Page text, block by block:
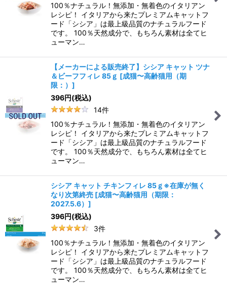
100％ナチュラル！無添加・無着色のイタリアン
レシピ！ イタリアから来たプレミアムキャットフ
ード「シシア」は最上級品質のナチュラルフード
です。 100％天然成分で、もちろん素材は全てヒ
ューマン…
【メーカーによる販売終了】シシア キャット ツナ
＆ビーフフィレ 85ｇ [成猫〜高齢猫用（期
限：） ]
396円(税込)
14件
100％ナチュラル！無添加・無着色のイタリアン
レシピ！ イタリアから来たプレミアムキャットフ
ード「シシア」は最上級品質のナチュラルフード
です。 100％天然成分で、もちろん素材は全てヒ
ューマン…
シシア キャット チキンフィレ 85ｇ※在庫が無く
なり次第終売 [成猫〜高齢猫用（期限：
2027.5.6） ]
396円(税込)
3件
100％ナチュラル！無添加・無着色のイタリアン
レシピ！ イタリアから来たプレミアムキャットフ
ード「シシア」は最上級品質のナチュラルフード
です。 100％天然成分で、もちろん素材は全てヒ
ューマン…